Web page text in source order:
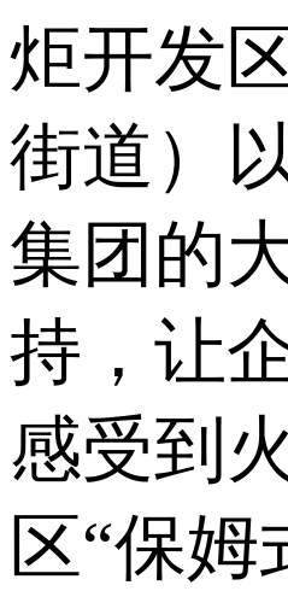
炬开发
街道）
集团的
持，让
感受到
区“保姆